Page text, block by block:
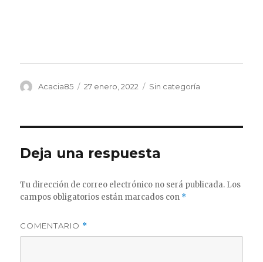
Autor
Acacia85
Publicado
27 enero, 2022 Categorías
Sin categoría
Deja una respuesta
Tu dirección de correo electrónico no será publicada. Los
campos obligatorios están marcados con *
COMENTARIO *